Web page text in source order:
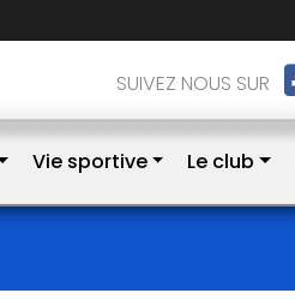
SUIVEZ NOUS SUR
Vie sportive Le club